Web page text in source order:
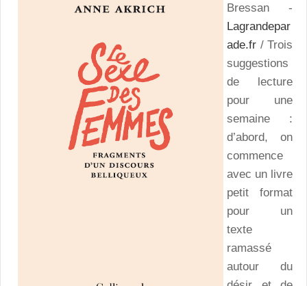
Bressan -
Lagrandepar
ade.fr / Trois
suggestions
de lecture
pour une
semaine :
d’abord, on
commence
avec un livre
petit format
pour un
texte
ramassé
autour du